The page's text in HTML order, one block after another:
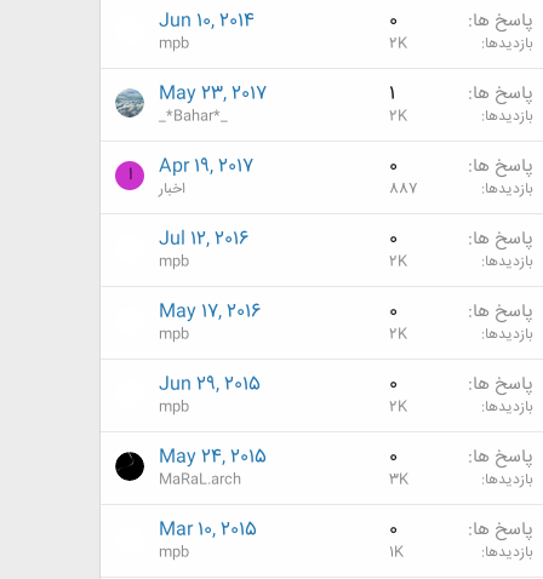
پاسخ ها 0
بازدیدها 2K
Jun 10, 2014
mpb
پاسخ ها 1
بازدیدها 2K
May 23, 2017
_*Bahar*_
پاسخ ها 0
بازدیدها 887
Apr 19, 2017
اخبار ا
پاسخ ها 0
بازدیدها 2K
Jul 12, 2016
mpb
پاسخ ها 0
بازدیدها 2K
May 17, 2016
mpb
پاسخ ها 0
بازدیدها 2K
Jun 29, 2015
mpb
پاسخ ها 0
بازدیدها 3K
May 24, 2015
MaRaL.arch
پاسخ ها 0
بازدیدها 1K
Mar 10, 2015
mpb